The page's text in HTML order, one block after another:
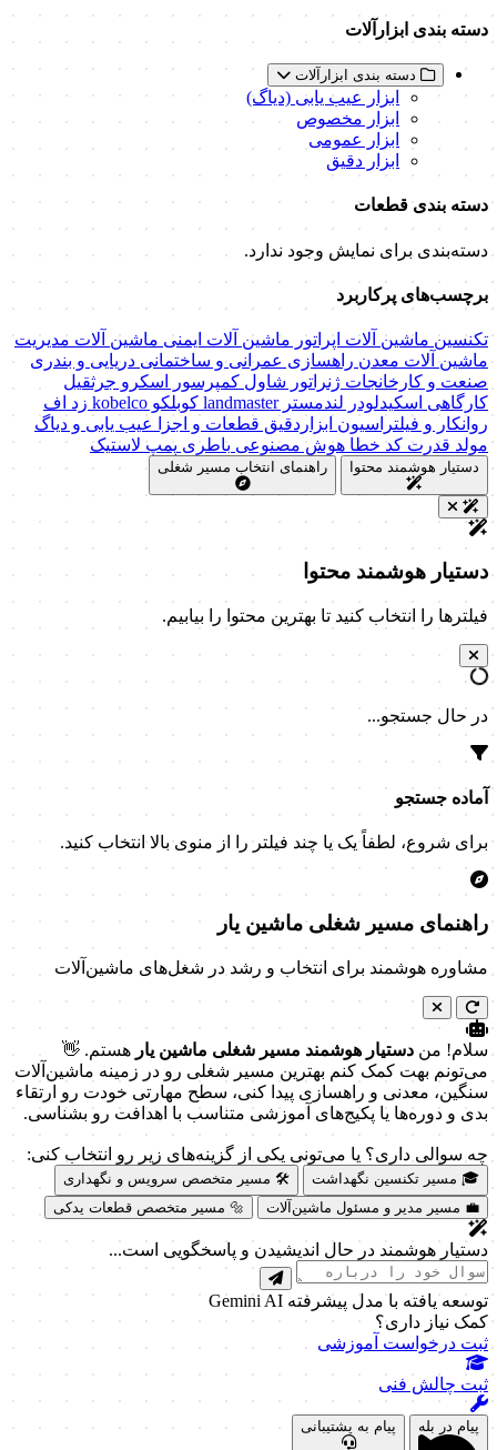
دسته بندی ابزارآلات
دسته بندی ابزارآلات
ابزار عیب یابی (دیاگ)
ابزار مخصوص
ابزار عمومی
ابزار دقیق
دسته بندی قطعات
دسته‌بندی برای نمایش وجود ندارد.
برچسب‌های پرکاربرد
تکنسین ماشین آلات اپراتور ماشین آلات ایمنی ماشین آلات مدیریت
ماشین آلات معدن راهسازی عمرانی و ساختمانی دریایی و بندری
صنعت و کارخانجات ژنراتور شاول کمپرسور اسکرو جرثقیل
کارگاهی اسکیدلودر لندمسترlandmaster کوبلکو kobelco زد اف
روانکار و فیلتراسیون ابزاردقیق قطعات و اجزا
عیب یابی و دیاگ
مولد قدرت کد خطا هوش مصنوعی باطری پمپ لاستیک
دستیار هوشمند محتوا راهنمای انتخاب مسیر شغلی
دستیار هوشمند محتوا
فیلترها را انتخاب کنید تا بهترین محتوا را بیابیم.
در حال جستجو...
آماده جستجو
برای شروع، لطفاً یک یا چند فیلتر را از منوی بالا انتخاب کنید.
راهنمای مسیر شغلی ماشین یار
مشاوره هوشمند برای انتخاب و رشد در شغل‌های ماشین‌آلات
سلام! من دستیار هوشمند مسیر شغلی ماشین یار هستم. 👋
می‌تونم بهت کمک کنم بهترین مسیر شغلی رو در زمینه ماشین‌آلات
سنگین، معدنی و راهسازی پیدا کنی، سطح مهارتی خودت رو ارتقاء
بدی و دوره‌ها یا پکیج‌های آموزشی متناسب با اهدافت رو بشناسی.
چه سوالی داری؟ یا می‌تونی یکی از گزینه‌های زیر رو انتخاب کنی:
🎓 مسیر تکنسین نگهداشت
🛠️ مسیر متخصص سرویس و نگهداری
💼 مسیر مدیر و مسئول ماشین‌آلات
🔩 مسیر متخصص قطعات یدکی
دستیار هوشمند در حال اندیشیدن و پاسخگویی است...
توسعه یافته با مدل پیشرفته Gemini AI
کمک نیاز داری؟
ثبت درخواست آموزشی
ثبت چالش فنی
پیام در بله پیام به پشتیبانی